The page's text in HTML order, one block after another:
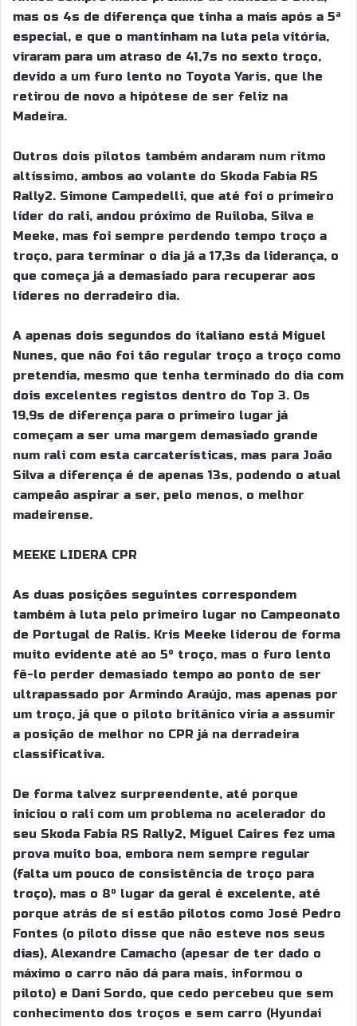
mas os 4s de diferença que tinha a mais após a 5ª
especial, e que o mantinham na luta pela vitória,
viraram para um atraso de 41,7s no sexto troço,
devido a um furo lento no Toyota Yaris, que lhe
retirou de novo a hipótese de ser feliz na
Madeira.
Outros dois pilotos também andaram num ritmo
altíssimo, ambos ao volante do Skoda Fabia RS
Rally2. Simone Campedelli, que até foi o primeiro
líder do rali, andou próximo de Ruiloba, Silva e
Meeke, mas foi sempre perdendo tempo troço a
troço, para terminar o dia já a 17,3s da liderança, o
que começa já a demasiado para recuperar aos
líderes no derradeiro dia.
A apenas dois segundos do italiano está Miguel
Nunes, que não foi tão regular troço a troço como
pretendia, mesmo que tenha terminado do dia com
dois excelentes registos dentro do Top 3. Os
19,9s de diferença para o primeiro lugar já
começam a ser uma margem demasiado grande
num rali com esta carcaterísticas, mas para João
Silva a diferença é de apenas 13s, podendo o atual
campeão aspirar a ser, pelo menos, o melhor
madeirense.
MEEKE LIDERA CPR
As duas posições seguintes correspondem
também à luta pelo primeiro lugar no Campeonato
de Portugal de Ralis. Kris Meeke liderou de forma
muito evidente até ao 5º troço, mas o furo lento
fê-lo perder demasiado tempo ao ponto de ser
ultrapassado por Armindo Araújo, mas apenas por
um troço, já que o piloto britânico viria a assumir
a posição de melhor no CPR já na derradeira
classificativa.
De forma talvez surpreendente, até porque
iniciou o rali com um problema no acelerador do
seu Skoda Fabia RS Rally2, Miguel Caires fez uma
prova muito boa, embora nem sempre regular
(falta um pouco de consistência de troço para
troço), mas o 8º lugar da geral é excelente, até
porque atrás de si estão pilotos como José Pedro
Fontes (o piloto disse que não esteve nos seus
dias), Alexandre Camacho (apesar de ter dado o
máximo o carro não dá para mais, informou o
piloto) e Dani Sordo, que cedo percebeu que sem
conhecimento dos troços e sem carro (Hyundai